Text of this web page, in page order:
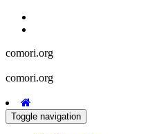
comori.org
comori.org
Toggle navigation